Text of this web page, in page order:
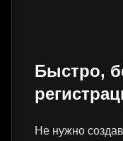
Быстро,
Не нужно